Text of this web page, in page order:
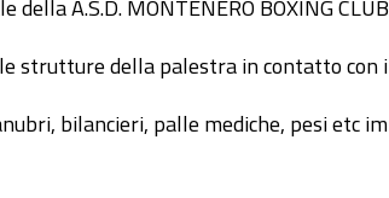
A.S.D. MONTENERO BOXING
strutture della palestra in contatto con
bilancieri, palle mediche, pesi etc